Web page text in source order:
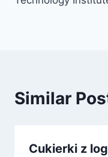
Similar
Cukierki z